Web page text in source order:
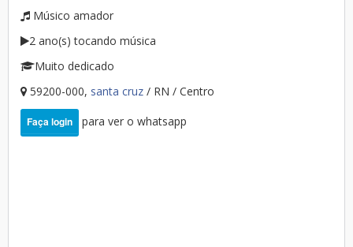
Músico amador
2 ano(s) tocando música
Muito dedicado
59200-000, santa cruz / RN / Centro
Faça login para ver o whatsapp